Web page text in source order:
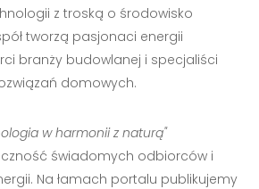
z troską o środowisko
tworzą pasjonaci energii
branży budowlanej i specjaliści
domowych.
w harmonii z naturą"
świadomych odbiorców i
Na łamach portalu publikujemy